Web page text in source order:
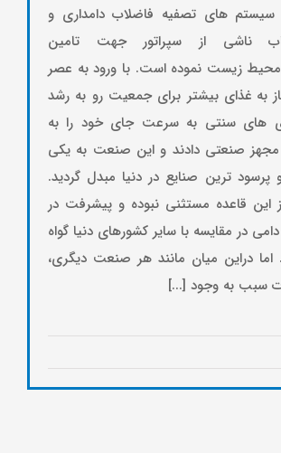
سیستم های تصفیه فاضلاب دامداری و
ناشی از سپراتور جهت تامین
محیط زیست نموده است. با ورود به عصر
به غذای بیشتر برای جمعیت رو به رشد
های سنتی به سرعت جای خود را به
مجهز صنعتی دادند و این صنعت به یکی
پرسود ترین صنایع در دنیا مبدل گردید.
این قاعده مستثنی نبوده و پیشرفت در
در مقایسه با سایر کشورهای دنیا گواه
دراین میان مانند هر صنعت دیگری،
سبب به وجود [...]